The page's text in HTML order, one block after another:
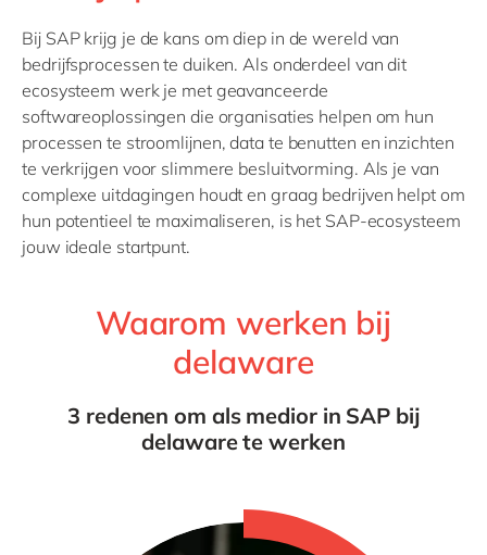
Singapore
Switzerland
UK & Ireland
USA & Canada
Bij SAP krijg je de kans om diep in de wereld van
bedrijfsprocessen te duiken. Als onderdeel van dit
ecosysteem werk je met geavanceerde
softwareoplossingen die organisaties helpen om hun
processen te stroomlijnen, data te benutten en inzichten
te verkrijgen voor slimmere besluitvorming. Als je van
complexe uitdagingen houdt en graag bedrijven helpt om
hun potentieel te maximaliseren, is het SAP-ecosysteem
jouw ideale startpunt.
Waarom werken bij
delaware
3 redenen om als medior in SAP bij
delaware te werken